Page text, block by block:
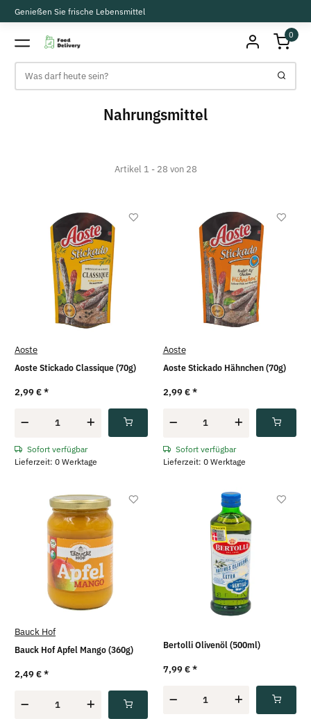
Genießen Sie frische Lebensmittel
0
Nahrungsmittel
Artikel 1 - 28 von 28
Aoste
Aoste Stickado Classique (70g)
2,99 €*
Sofort verfügbar
Lieferzeit: 0 Werktage
Aoste
Aoste Stickado Hähnchen (70g)
2,99 €*
Sofort verfügbar
Lieferzeit: 0 Werktage
Bauck Hof
Bauck Hof Apfel Mango (360g)
2,49 €*
Bertolli Olivenöl (500ml)
7,99 €*